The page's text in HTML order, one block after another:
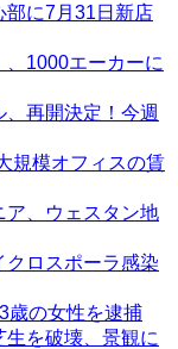
部に7月31日新店
1000エーカーに
再開決定！今週
規模オフィスの賃
ア、ウェスタン地
クロスポーラ感染
歳の女性を逮捕
を破壊、景観に